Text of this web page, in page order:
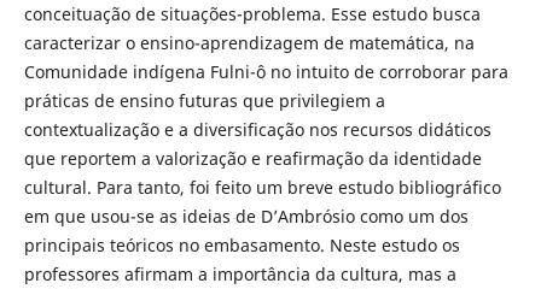
conceituação de situações-problema. Esse estudo busca
caracterizar o ensino-aprendizagem de matemática, na
Comunidade indígena Fulni-ô no intuito de corroborar para
práticas de ensino futuras que privilegiem a
contextualização e a diversificação nos recursos didáticos
que reportem a valorização e reafirmação da identidade
cultural. Para tanto, foi feito um breve estudo bibliográfico
em que usou-se as ideias de D’Ambrósio como um dos
principais teóricos no embasamento. Neste estudo os
professores afirmam a importância da cultura, mas a